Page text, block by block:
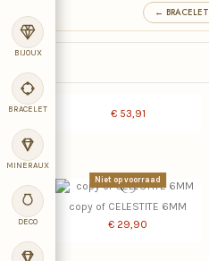
BIJOUX
BRACELET
MINERAUX
DECO
← BRACELET
€ 53,91
Niet op voorraad
copy of CELESTITE 6MM
€ 29,90